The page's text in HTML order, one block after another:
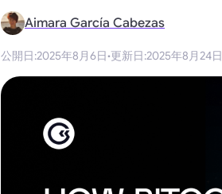
Aimara García Cabezas
公開日:2025年8月6日·更新日:2025年8月24日